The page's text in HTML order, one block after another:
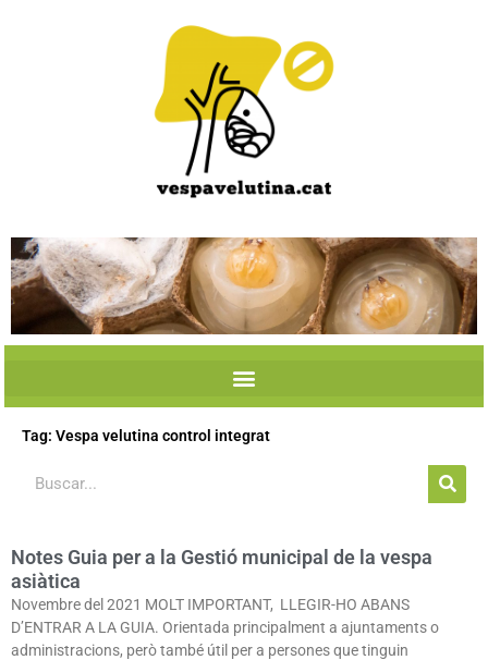
Tag: Vespa velutina control integrat
Search
Notes Guia per a la Gestió municipal de la vespa
asiàtica
Novembre del 2021 MOLT IMPORTANT, LLEGIR-HO ABANS
D’ENTRAR A LA GUIA. Orientada principalment a ajuntaments o
administracions, però també útil per a persones que tinguin